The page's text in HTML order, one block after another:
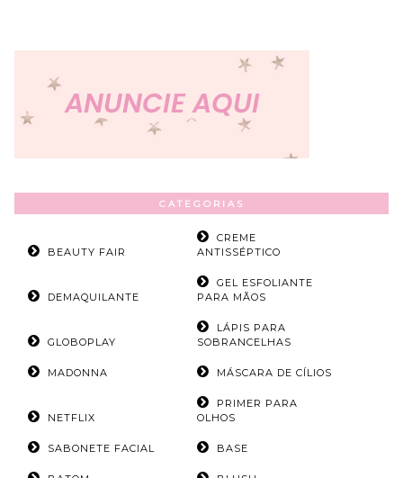
CATEGORIAS
BEAUTY FAIR
CREME
ANTISSÉPTICO
DEMAQUILANTE
GEL ESFOLIANTE
PARA MÃOS
GLOBOPLAY
LÁPIS PARA
SOBRANCELHAS
MADONNA MÁSCARA DE CÍLIOS
NETFLIX
PRIMER PARA
OLHOS
SABONETE FACIAL BASE